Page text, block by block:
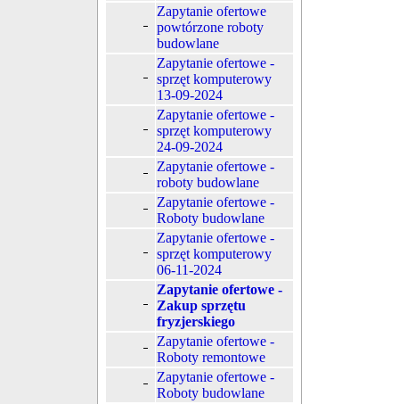
Zapytanie ofertowe
powtórzone roboty
budowlane
Zapytanie ofertowe -
sprzęt komputerowy
13-09-2024
Zapytanie ofertowe -
sprzęt komputerowy
24-09-2024
Zapytanie ofertowe -
roboty budowlane
Zapytanie ofertowe -
Roboty budowlane
Zapytanie ofertowe -
sprzęt komputerowy
06-11-2024
Zapytanie ofertowe -
Zakup sprzętu
fryzjerskiego
Zapytanie ofertowe -
Roboty remontowe
Zapytanie ofertowe -
Roboty budowlane